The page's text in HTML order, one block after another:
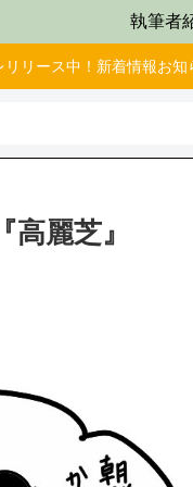
執筆者
リリース中！新着情報お
麗芝』